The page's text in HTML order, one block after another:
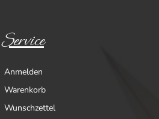
Service
Anmelden
Warenkorb
Wunschzettel